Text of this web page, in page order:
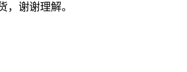
谢谢理解。